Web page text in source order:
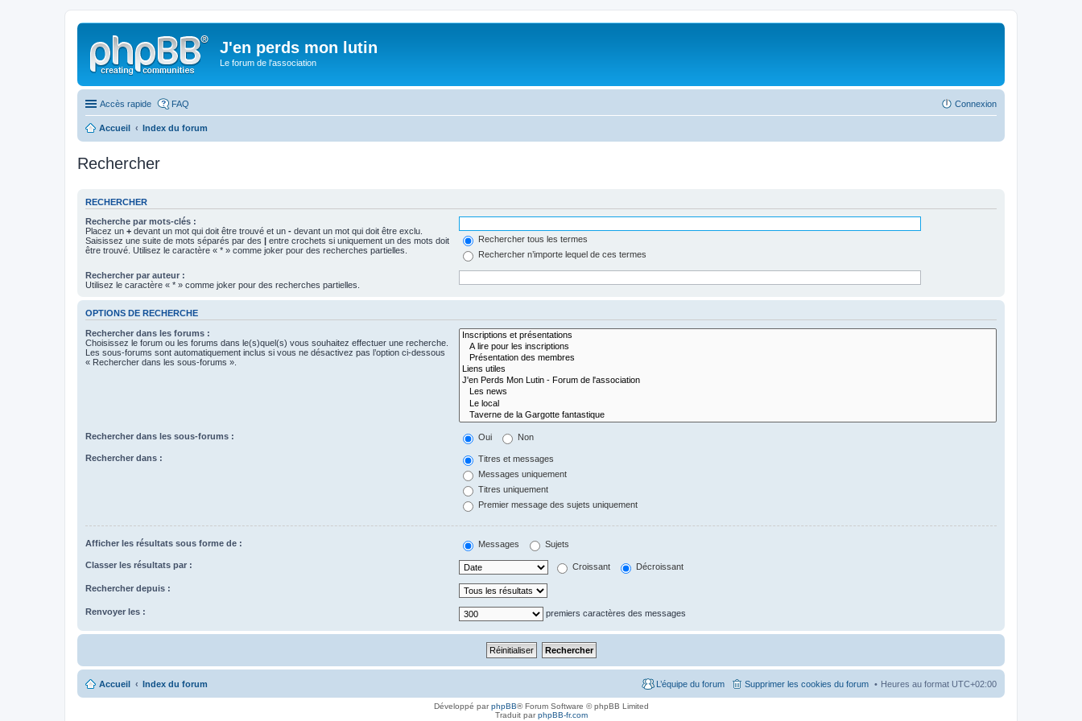
J'en perds mon lutin
Le forum de l'association
Accès rapide FAQ Connexion
Accueil Index du forum
Rechercher
RECHERCHER
Recherche par mots-clés :
Placez un + devant un mot qui doit être trouvé et un - devant un mot qui doit être exclu.
Saisissez une suite de mots séparés par des | entre crochets si uniquement un des mots doit
être trouvé. Utilisez le caractère « * » comme joker pour des recherches partielles.
Rechercher tous les termes
Rechercher n’importe lequel de ces termes
Rechercher par auteur :
Utilisez le caractère « * » comme joker pour des recherches partielles.
OPTIONS DE RECHERCHE
Rechercher dans les forums :
Choisissez le forum ou les forums dans le(s)quel(s) vous souhaitez effectuer une recherche.
Les sous-forums sont automatiquement inclus si vous ne désactivez pas l’option ci-dessous
« Rechercher dans les sous-forums ».
Rechercher dans les sous-forums : Oui Non
Rechercher dans :
Titres et messages
Messages uniquement
Titres uniquement
Premier message des sujets uniquement
Afficher les résultats sous forme de : Messages Sujets
Classer les résultats par : Croissant Décroissant
Rechercher depuis :
Renvoyer les : premiers caractères des messages
Accueil Index du forum Heures au format UTC+02:00
Supprimer les cookies du forum
L’équipe du forum
Développé parphpBB® Forum Software © phpBB Limited
Traduit parphpBB-fr.com